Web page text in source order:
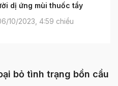
dị ứng mùi thuốc tẩy
10/2023, 4:59 chiều
bỏ tình trạng bồn cầu